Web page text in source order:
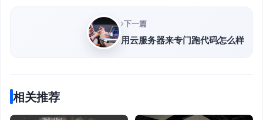
下一篇
用云服务器来专门跑代码怎么样
相关推荐